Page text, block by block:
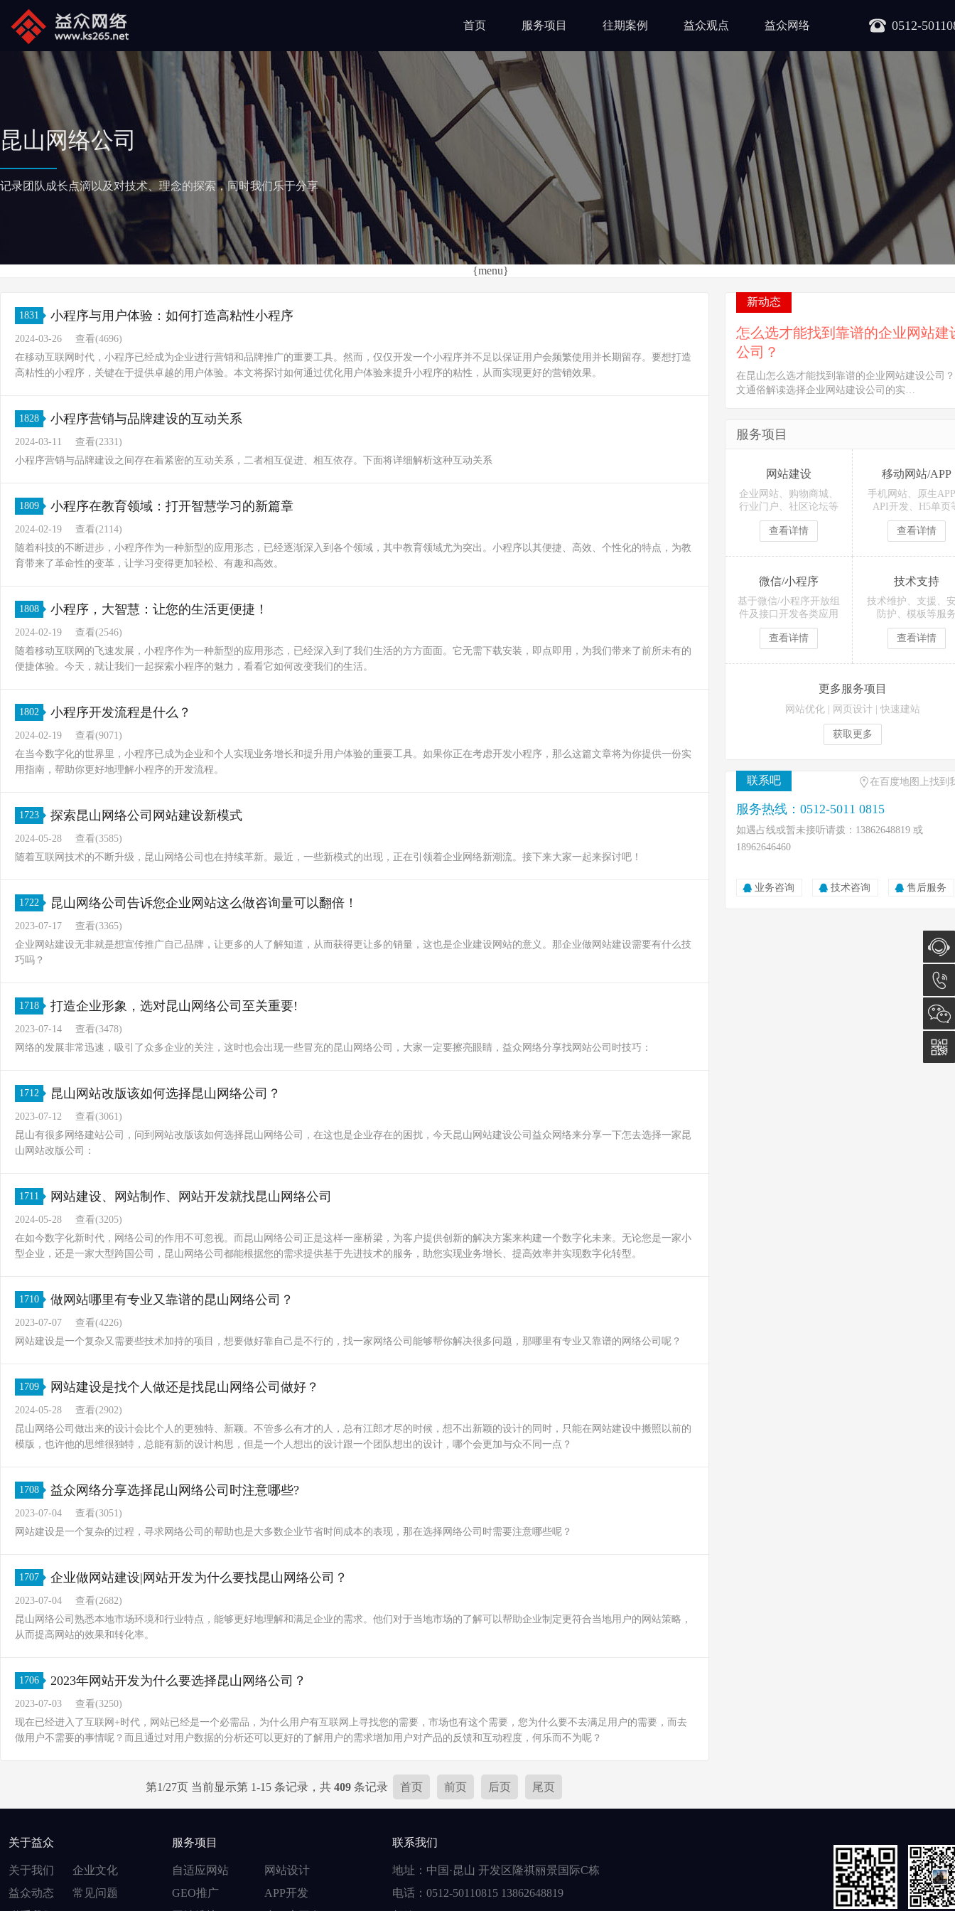
0512-
首页 服务项目 往期案例 益众观点 益众网络
昆山网络公司
记录团队成长点滴以及对技术、理念的探索，同时我们乐于分享
{menu}
1831 小程序与用户体验：如何打造高粘性小程序
2024-03-26
查看(4696)
在移动互联网时代，小程序已经成为企业进行营销和品牌推广的重要工具。然而，仅仅开发一个小程序并不足以保证用户会频繁使用并长期留存。要想打造
高粘性的小程序，关键在于提供卓越的用户体验。本文将探讨如何通过优化用户体验来提升小程序的粘性，从而实现更好的营销效果。
1828 小程序营销与品牌建设的互动关系
2024-03-11
查看(2331)
小程序营销与品牌建设之间存在着紧密的互动关系，二者相互促进、相互依存。下面将详细解析这种互动关系
1809 小程序在教育领域：打开智慧学习的新篇章
2024-02-19
查看(2114)
随着科技的不断进步，小程序作为一种新型的应用形态，已经逐渐深入到各个领域，其中教育领域尤为突出。小程序以其便捷、高效、个性化的特点，为教
育带来了革命性的变革，让学习变得更加轻松、有趣和高效。
1808 小程序，大智慧：让您的生活更便捷！
2024-02-19
查看(2546)
随着移动互联网的飞速发展，小程序作为一种新型的应用形态，已经深入到了我们生活的方方面面。它无需下载安装，即点即用，为我们带来了前所未有的
便捷体验。今天，就让我们一起探索小程序的魅力，看看它如何改变我们的生活。
1802 小程序开发流程是什么？
2024-02-19
查看(9071)
在当今数字化的世界里，小程序已成为企业和个人实现业务增长和提升用户体验的重要工具。如果你正在考虑开发小程序，那么这篇文章将为你提供一份实
用指南，帮助你更好地理解小程序的开发流程。
1723 探索昆山网络公司网站建设新模式
2024-05-28
查看(3585)
随着互联网技术的不断升级，昆山网络公司也在持续革新。最近，一些新模式的出现，正在引领着企业网络新潮流。接下来大家一起来探讨吧！
1722 昆山网络公司告诉您企业网站这么做咨询量可以翻倍！
2023-07-17
查看(3365)
企业网站建设无非就是想宣传推广自己品牌，让更多的人了解知道，从而获得更让多的销量，这也是企业建设网站的意义。那企业做网站建设需要有什么技
巧吗？
1718 打造企业形象，选对昆山网络公司至关重要!
2023-07-14
查看(3478)
网络的发展非常迅速，吸引了众多企业的关注，这时也会出现一些冒充的昆山网络公司，大家一定要擦亮眼睛，益众网络分享找网站公司时技巧：
1712 昆山网站改版该如何选择昆山网络公司？
2023-07-12
查看(3061)
昆山有很多网络建站公司，问到网站改版该如何选择昆山网络公司，在这也是企业存在的困扰，今天昆山网站建设公司益众网络来分享一下怎去选择一家昆
山网站改版公司：
1711 网站建设、网站制作、网站开发就找昆山网络公司
2024-05-28
查看(3205)
在如今数字化新时代，网络公司的作用不可忽视。而昆山网络公司正是这样一座桥梁，为客户提供创新的解决方案来构建一个数字化未来。无论您是一家小
型企业，还是一家大型跨国公司，昆山网络公司都能根据您的需求提供基于先进技术的服务，助您实现业务增长、提高效率并实现数字化转型。
1710 做网站哪里有专业又靠谱的昆山网络公司？
2023-07-07
查看(4226)
网站建设是一个复杂又需要些技术加持的项目，想要做好靠自己是不行的，找一家网络公司能够帮你解决很多问题，那哪里有专业又靠谱的网络公司呢？
1709 网站建设是找个人做还是找昆山网络公司做好？
2024-05-28
查看(2902)
昆山网络公司做出来的设计会比个人的更独特、新颖。不管多么有才的人，总有江郎才尽的时候，想不出新颖的设计的同时，只能在网站建设中搬照以前的
模版，也许他的思维很独特，总能有新的设计构思，但是一个人想出的设计跟一个团队想出的设计，哪个会更加与众不同一点？
1708 益众网络分享选择昆山网络公司时注意哪些?
2023-07-04
查看(3051)
网站建设是一个复杂的过程，寻求网络公司的帮助也是大多数企业节省时间成本的表现，那在选择网络公司时需要注意哪些呢？
1707 企业做网站建设|网站开发为什么要找昆山网络公司？
2023-07-04
查看(2682)
昆山网络公司熟悉本地市场环境和行业特点，能够更好地理解和满足企业的需求。他们对于当地市场的了解可以帮助企业制定更符合当地用户的网站策略，
从而提高网站的效果和转化率。
1706 2023年网站开发为什么要选择昆山网络公司？
2023-07-03
查看(3250)
现在已经进入了互联网+时代，网站已经是一个必需品，为什么用户有互联网上寻找您的需要，市场也有这个需要，您为什么要不去满足用户的需要，而去
做用户不需要的事情呢？而且通过对用户数据的分析还可以更好的了解用户的需求增加用户对产品的反馈和互动程度，何乐而不为呢？
第1/27页 当前显示第 1-15 条记录，共 409条记录 首页 前页 后页 尾页
新动态
怎么选才能找到靠谱的企业网站建
公司？
在昆山怎么选才能找到靠谱的企业网站建设公司
文通俗解读选择企业网站建设公司的实…
服务项目
网站建设
企业网站、购物商城、
行业门户、社区论坛等
查看详情
移动网站/APP
手机网站、原生
API开发、H5单页
查看详情
微信/小程序
基于微信/小程序开放组
件及接口开发各类应用
查看详情
技术支持
技术维护、支援、
防护、模板等服
查看详情
更多服务项目
网站优化 网页设计 快速建站
获取更多
联系吧 在百度地图上找到
服务热线：0512-5011 0815
如遇占线或暂未接听请拨：13862648819 或
18962646460
业务咨询 技术咨询 售后服务
关于益众
关于我们
企业文化
益众动态
常见问题
服务项目
自适应网站
网站设计
GEO推广
APP开发
联系我们
地址：中国·昆山 开发区隆祺丽景国际C栋
电话：0512-50110815 13862648819
在线咨
询
0512-
5011